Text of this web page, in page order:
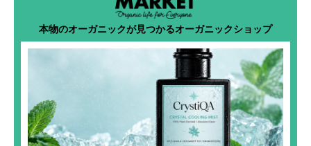
本物のオーガニックが見つかるオーガニックショップ